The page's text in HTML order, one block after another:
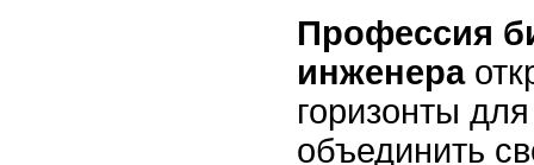
Профессия
инженера
горизонты
объединить